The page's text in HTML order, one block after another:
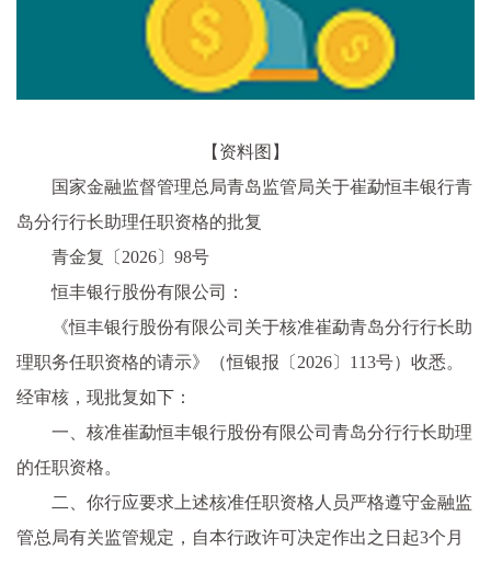
【资料图】
国家金融监督管理总局青岛监管局关于崔勐恒丰银行青
岛分行行长助理任职资格的批复
青金复〔2026〕98号
恒丰银行股份有限公司：
《恒丰银行股份有限公司关于核准崔勐青岛分行行长助
理职务任职资格的请示》（恒银报〔2026〕113号）收悉。
经审核，现批复如下：
一、核准崔勐恒丰银行股份有限公司青岛分行行长助理
的任职资格。
二、你行应要求上述核准任职资格人员严格遵守金融监
管总局有关监管规定，自本行政许可决定作出之日起3个月